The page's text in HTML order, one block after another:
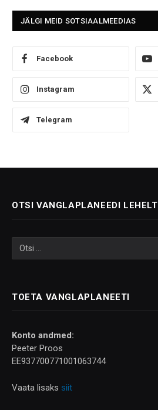
JÄLGI MEID SOTSIAALMEEDIAS
Facebook
Instagram
Telegram
OTSI VANGLAPLANEEDI LEHELT
TOETA VANGLAPLANEETI
Konto andmed:
Peeter Proos
EE937700771001063744
Vaata lisaks siit